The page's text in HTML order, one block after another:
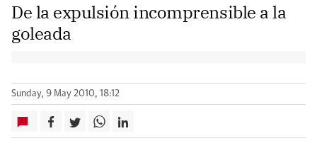
De la expulsión incomprensible a la
goleada
Sunday, 9 May 2010, 18:12